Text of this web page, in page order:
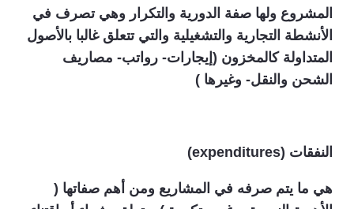
المشروع ولها صفة الدورية والتكرار وهي تصرف في
الأنشطة التجارية والتشغيلية والتي تتعلق غالبا بالأصول
المتداولة كالمخزون (إيجارات- رواتب- مصاريف
الشحن والنقل- وغيرها )
النفقات (expenditures
)
هي ما يتم صرفه في المشاريع ومن أهم صفاتها (